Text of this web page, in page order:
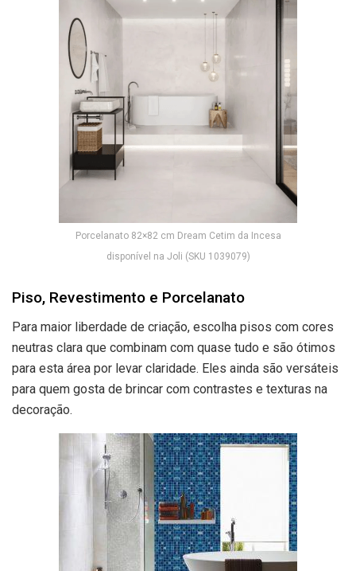
Porcelanato 82×82 cm Dream Cetim da Incesa
disponível na Joli (SKU 1039079)
Piso, Revestimento e Porcelanato
Para maior liberdade de criação, escolha pisos com cores
neutras clara que combinam com quase tudo e são ótimos
para esta área por levar claridade. Eles ainda são versáteis
para quem gosta de brincar com contrastes e texturas na
decoração.